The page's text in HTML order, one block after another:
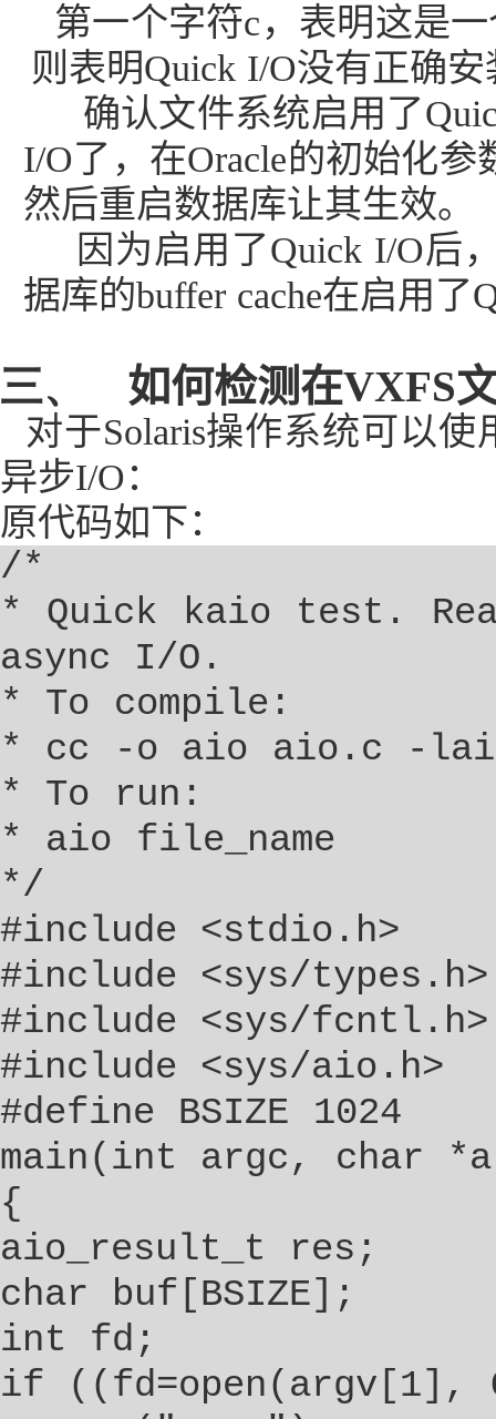
第一个字符c，表明这是
则表明Quick I/O没有正确
确认文件系统启用了
I/O了，在Oracle的初始化参
然后重启数据库让其生效。
因为启用了Quick I/O后
据库的buffer cache在启用了
三、 如何检测在VXFS
对于Solaris操作系统可以使
异步I/O：
原代码如下：
/*
* Quick kaio test.
async I/O.
* To compile:
* cc -o aio aio.c -
* To run:
* aio file_name
*/
#include <stdio.h>
#include <sys/types.h>
#include <sys/fcntl.h>
#include <sys/aio.h>
#define BSIZE 1024
main(int argc, char
{
aio_result_t res;
char buf[BSIZE];
int fd;
if ((fd=open(argv[1],